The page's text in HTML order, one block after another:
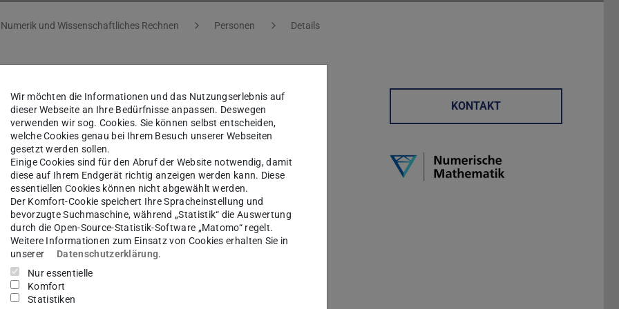
Numerik und Wissenschaftliches Rechnen Personen Details
Dr.Tabea Tscherpel
und Wissenschaftliches Rechnen
...
6151 16-23170
KONTAKT
Wir möchten die Informationen und das Nutzungserlebnis auf
dieser Webseite an Ihre Bedürfnisse anpassen. Deswegen
verwenden wir sog. Cookies. Sie können selbst entscheiden,
welche Cookies genau bei Ihrem Besuch unserer Webseiten
gesetzt werden sollen.
Einige Cookies sind für den Abruf der Website notwendig, damit
diese auf Ihrem Endgerät richtig anzeigen werden kann. Diese
essentiellen Cookies können nicht abgewählt werden.
Der Komfort-Cookie speichert Ihre Spracheinstellung und
bevorzugte Suchmaschine, während „Statistik“ die Auswertung
durch die Open-Source-Statistik-Software „Matomo“ regelt.
Weitere Informationen zum Einsatz von Cookies erhalten Sie in
unserer
Datenschutzerklärung.
Nur essentielle
Komfort
Statistiken